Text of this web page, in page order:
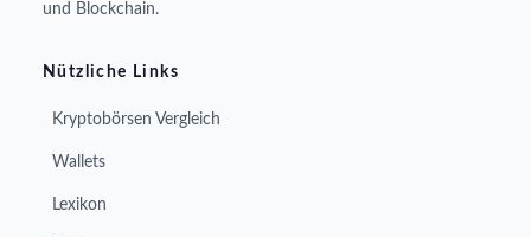
und Blockchain.
Nützliche Links
Kryptobörsen Vergleich
Wallets
Lexikon